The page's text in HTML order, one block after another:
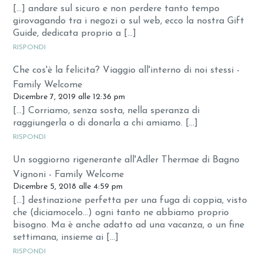
[…] andare sul sicuro e non perdere tanto tempo
girovagando tra i negozi o sul web, ecco la nostra Gift
Guide, dedicata proprio a […]
RISPONDI
Che cos'è la felicita? Viaggio all'interno di noi stessi -
Family Welcome
Dicembre 7, 2019 alle 12:36 pm
[…] Corriamo, senza sosta, nella speranza di
raggiungerla o di donarla a chi amiamo. […]
RISPONDI
Un soggiorno rigenerante all'Adler Thermae di Bagno
Vignoni - Family Welcome
Dicembre 5, 2018 alle 4:59 pm
[…] destinazione perfetta per una fuga di coppia, visto
che (diciamocelo…) ogni tanto ne abbiamo proprio
bisogno. Ma è anche adatto ad una vacanza, o un fine
settimana, insieme ai […]
RISPONDI